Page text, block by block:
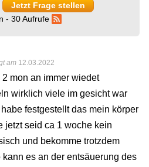
Jetzt Frage stellen
- 30 Aufrufe
am 12.03.2022
mon an immer wiedet
wirklich viele im gesicht war
festgestellt das mein körper
jetzt seid ca 1 woche kein
und bekomme trotzdem
es an der entsäuerung des